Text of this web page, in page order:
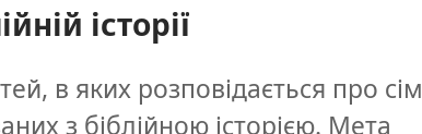
історії
в яких розповідається про сім
з біблійною історією. Мета